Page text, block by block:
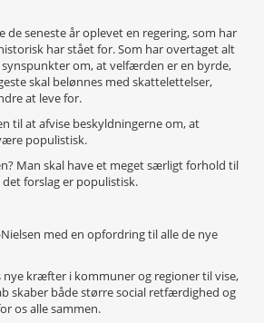
de seneste år oplevet en regering, som har
har stået for. Som har overtaget alt
om, at velfærden er en byrde,
skal belønnes med skattelettelser,
at leve for.
til at afvise beskyldningerne om, at
populistisk.
Man skal have et meget særligt forhold til
forslag er populistisk.
med en opfordring til alle de nye
kræfter i kommuner og regioner til vise,
skaber både større social retfærdighed og
os alle sammen.